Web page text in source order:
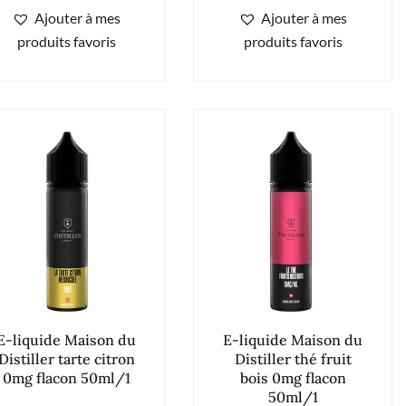
Ajouter à mes
produits favoris
Ajouter à mes
produits favoris
liquide Maison du
tarte citron
0mg flacon 50ml/1
E-liquide Maison du
Distiller thé fruit
bois 0mg flacon
50ml/1